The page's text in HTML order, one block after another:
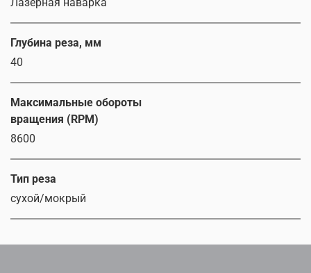
Глубина реза, мм
40
Максимальные обороты
вращения (RPM)
8600
Тип реза
сухой/мокрый